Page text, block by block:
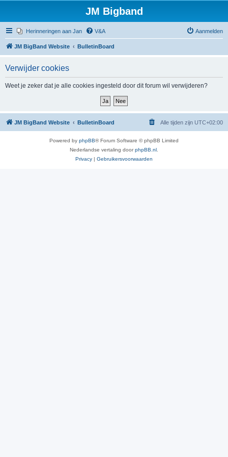
JM Bigband
Herinneringen aan Jan V&A Aanmelden
JM BigBand Website BulletinBoard
Verwijder cookies
Weet je zeker dat je alle cookies ingesteld door dit forum wil verwijderen?
JM BigBand Website BulletinBoard Alle tijden zijn UTC+02:00
Powered by phpBB® Forum Software © phpBB Limited
Nederlandse vertaling doorphpBB.nl
Privacy | Gebruikersvoorwaarden